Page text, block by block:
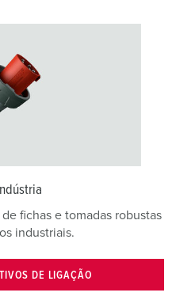
fichas e tomadas robustas
industriais.
DE LIGAÇÃO